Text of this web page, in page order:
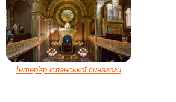
Інтер'єр іспанської синагоги